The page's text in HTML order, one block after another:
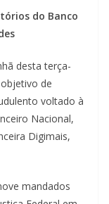
do Banco
desta terça-
de
voltado à
Nacional,
Digimais,
mandados